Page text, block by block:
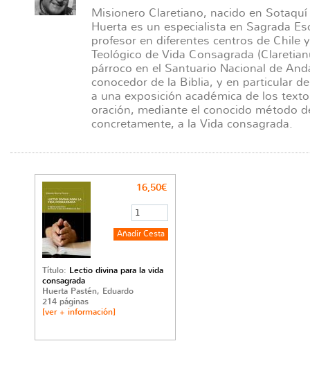
Misionero Claretiano, nacido en
Huerta es un especialista en Sagrada
profesor en diferentes centros de Chile
Teológico de Vida Consagrada
párroco en el Santuario Nacional de
conocedor de la Biblia, y en particular
a una exposición académica de los
oración, mediante el conocido método
concretamente, a la Vida consagrada.
Título: Lectio divina para la vida
consagrada
Huerta Pastén, Eduardo
214 páginas
[ver + información]
16,50€